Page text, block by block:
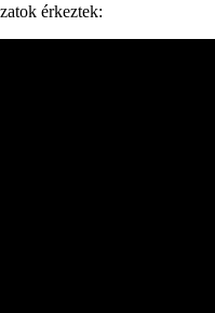
érkeztek: